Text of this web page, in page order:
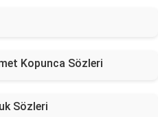
Kopunca Sözleri
Sözleri